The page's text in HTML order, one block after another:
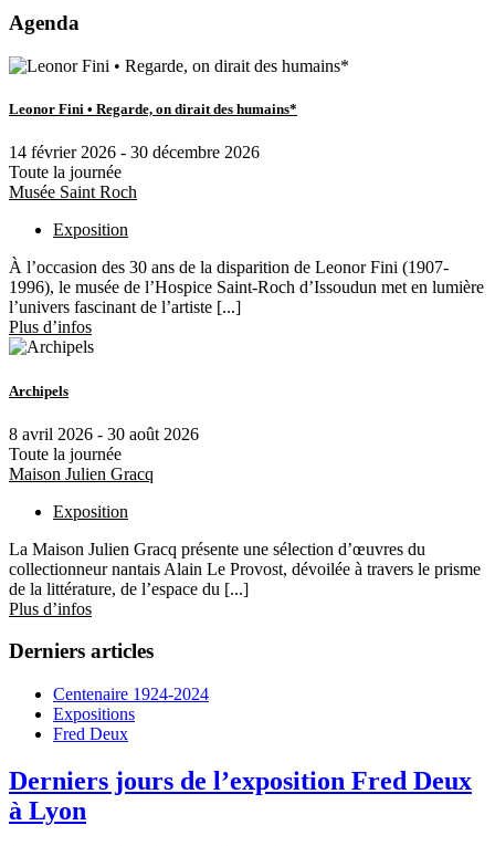
Agenda
Leonor Fini • Regarde, on dirait des humains*
14 février 2026 - 30 décembre 2026
Toute la journée
Musée Saint Roch
Exposition
À l’occasion des 30 ans de la disparition de Leonor Fini (1907-
1996), le musée de l’Hospice Saint-Roch d’Issoudun met en lumière
l’univers fascinant de l’artiste [...]
Plus d’infos
Archipels
8 avril 2026 - 30 août 2026
Toute la journée
Maison Julien Gracq
Exposition
La Maison Julien Gracq présente une sélection d’œuvres du
collectionneur nantais Alain Le Provost, dévoilée à travers le prisme
de la littérature, de l’espace du [...]
Plus d’infos
Derniers articles
Centenaire 1924-2024
Expositions
Fred Deux
Derniers jours de l’exposition Fred Deux
à Lyon